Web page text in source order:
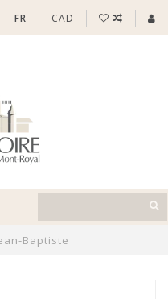
FR CAD
Baptiste